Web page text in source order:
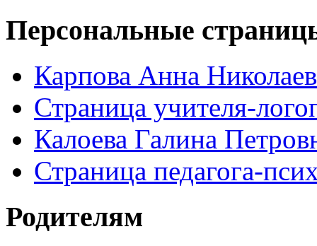
Персональные
Карпова Анна
Страница учителя-
Калоева Галина
Страница педагога-
Родителям